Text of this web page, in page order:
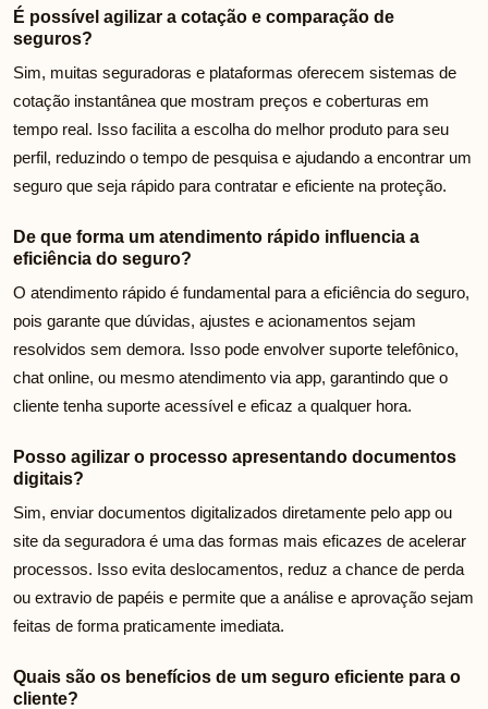
É possível agilizar a cotação e comparação de
seguros?
Sim, muitas seguradoras e plataformas oferecem sistemas de
cotação instantânea que mostram preços e coberturas em
tempo real. Isso facilita a escolha do melhor produto para seu
perfil, reduzindo o tempo de pesquisa e ajudando a encontrar um
seguro que seja rápido para contratar e eficiente na proteção.
De que forma um atendimento rápido influencia a
eficiência do seguro?
O atendimento rápido é fundamental para a eficiência do seguro,
pois garante que dúvidas, ajustes e acionamentos sejam
resolvidos sem demora. Isso pode envolver suporte telefônico,
chat online, ou mesmo atendimento via app, garantindo que o
cliente tenha suporte acessível e eficaz a qualquer hora.
Posso agilizar o processo apresentando documentos
digitais?
Sim, enviar documentos digitalizados diretamente pelo app ou
site da seguradora é uma das formas mais eficazes de acelerar
processos. Isso evita deslocamentos, reduz a chance de perda
ou extravio de papéis e permite que a análise e aprovação sejam
feitas de forma praticamente imediata.
Quais são os benefícios de um seguro eficiente para o
cliente?